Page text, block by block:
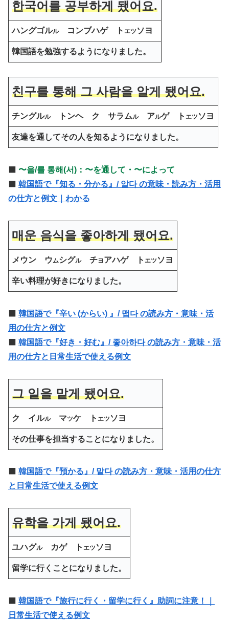
한국어를 공부하게 됐어요.
ハングゴルルコンブハゲ ト エツソヨ
韓国語を勉強するようになりました。
친구를 통해 그 사람을 알게 됐어요.
チングルルトンヘ ク サラムルアルゲ ト エツソヨ
友達を通してその人を知るようになりました。
〜을/를 통해(서)：〜を通して・〜によって
韓国語で『知る・分かる』/ 알다 の意味・読み方・活用
の仕方と例文｜わかる
매운 음식을 좋아하게 됐어요.
メウン ウムシグルチヨ アハゲ ト エツソヨ
辛い料理が好きになりました。
韓国語で『辛い (からい) 』/ 맵다 の読み方・意味・活
用の仕方と例文
韓国語で『好き・好む』/ 좋아하다 の読み方・意味・活
用の仕方と日常生活で使える例文
그 일을 맡게 됐어요.
ク イルルマツケ ト エツソヨ
その仕事を担当することになりました。
韓国語で『預かる』/ 맡다 の読み方・意味・活用の仕方
と日常生活で使える例文
유학을 가게 됐어요.
ユハグルカゲ ト エツソヨ
留学に行くことになりました。
韓国語で『旅行に行く・留学に行く』助詞に注意！｜
日常生活で使える例文